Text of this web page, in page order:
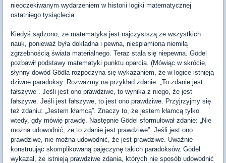
nieoczekiwanym wydarzeniem w historii logiki matematycznej
ostatniego tysiąclecia.
Kiedyś sądzono, że matematyka jest najczystszą ze wszystkich
nauk, ponieważ była dokładna i pewna, niesplamiona niemiłą
zgrzebnością świata materialnego. Teraz stała się niepewna. Gödel
pozbawił podstawy matematyki punktu oparcia. (Mówiąc w skrócie,
słynny dowód Gödla rozpoczyna się wykazaniem, że w logice istnieją
dziwne paradoksy. Rozważmy na przykład zdanie: „To zdanie jest
fałszywe”. Jeśli jest ono prawdziwe, to wynika z niego, że jest
fałszywe. Jeśli jest fałszywe, to jest ono prawdziwe. Przyjrzyjmy się
też zdaniu: „Jestem kłamcą”. Znaczy to, że jestem kłamcą tylko
wtedy, gdy mówię prawdę. Następnie Gödel sformułował zdanie: „Nie
można udowodnić, że to zdanie jest prawdziwe”. Jeśli jest ono
prawdziwe, nie można udowodnić, że jest prawdziwe. Uważnie
konstruując skomplikowaną pajęczynę takich paradoksów, Gödel
wykazał, że istnieją prawdziwe zdania, których nie sposób udowodnić